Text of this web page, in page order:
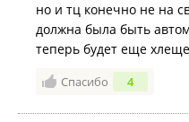
Новости:
2026 год
Владивостоке по итогам
2025 год
но и тц конечно не на
должна была быть
теперь будет еще
Спасибо 4